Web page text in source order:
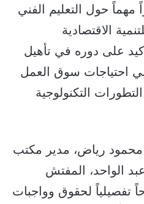
حول التعليم الفني
الاقتصادية
على دوره في تأهيل
احتياجات سوق العمل
التكنولوجية
محمود رياض، مدير مكتب
الواحد، المفتش
تفصيلياً لحقوق وواجبات